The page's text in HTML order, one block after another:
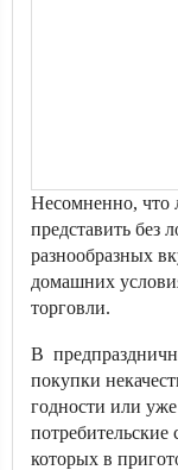
Несомненно, что
представить без
разнообразных
домашних
торговли.
В
покупки
годности или
потребительские
которых в